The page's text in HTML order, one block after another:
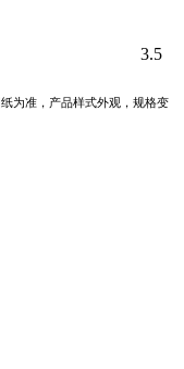
3.5
为准，产品样式外观，规格变